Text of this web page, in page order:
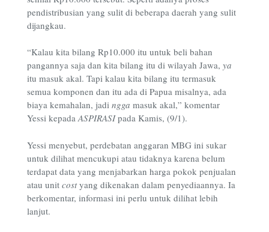
pendistribusian yang sulit di beberapa daerah yang sulit
dijangkau.
“Kalau kita bilang Rp10.000 itu untuk beli bahan
pangannya saja dan kita bilang itu di wilayah Jawa, ya
itu masuk akal. Tapi kalau kita bilang itu termasuk
semua komponen dan itu ada di Papua misalnya, ada
biaya kemahalan, jadi ngga masuk akal,” komentar
Yessi kepadaASPIRASIpada Kamis, (9/1).
Yessi menyebut, perdebatan anggaran MBG ini sukar
untuk dilihat mencukupi atau tidaknya karena belum
terdapat data yang menjabarkan harga pokok penjualan
atau unit costyang dikenakan dalam penyediaannya. Ia
berkomentar, informasi ini perlu untuk dilihat lebih
lanjut.